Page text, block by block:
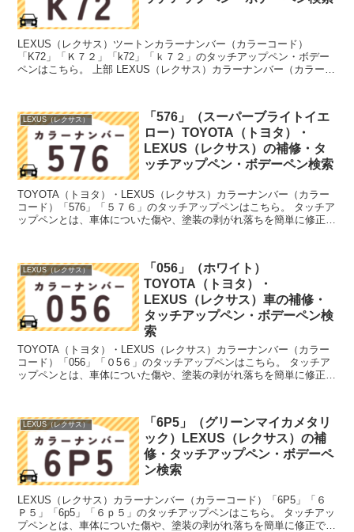
LEXUS（レクサス）ツートンカラーナンバー（カラーコード）
「K72」「Ｋ７２」「k72」「ｋ７２」のタッチアップペン・ボデー
ペンはこちら。 上部 LEXUS（レクサス）カラーナンバー（カラーコ
LEXUS（レクサス）
「576」（スーパーブライトイエ
ロー）TOYOTA（トヨタ）・
LEXUS（レクサス）の補修・タ
ッチアップペン・ボデーペン検索
TOYOTA（トヨタ）・LEXUS（レクサス）カラーナンバー（カラー
コード）「576」「５７６」のタッチアップペンはこちら。 タッチア
ップペンとは、車体についた傷や、塗装の剥がれ落ちを簡単に修正で
LEXUS（レクサス）
「056」（ホワイト）
TOYOTA（トヨタ）・
LEXUS（レクサス）車の補修・
タッチアップペン・ボデーペン検
索
TOYOTA（トヨタ）・LEXUS（レクサス）カラーナンバー（カラー
コード）「056」「０5６」のタッチアップペンはこちら。 タッチア
ップペンとは、車体についた傷や、塗装の剥がれ落ちを簡単に修正で
LEXUS（レクサス）
「6P5」（グリーンマイカメタリ
ック）LEXUS（レクサス）の補
修・タッチアップペン・ボデーペ
ン検索
LEXUS（レクサス）カラーナンバー（カラーコード）「6P5」「６
Ｐ５」「6p5」「６ｐ５」のタッチアップペンはこちら。 タッチアッ
プペンとは、車体についた傷や、塗装の剥がれ落ちを簡単に修正でき